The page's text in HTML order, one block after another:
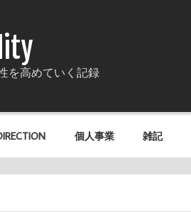
を高めていく記録
個人事業 雑記